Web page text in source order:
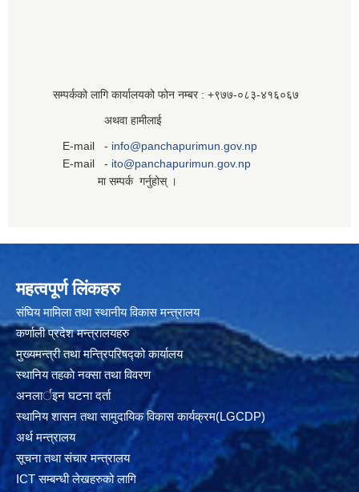
सम्पर्कको लागि कार्यालयको फोन नम्बर : +९७७-०८३‍-४१६०६७
अथवा हामीलाई
E-mail - info@panchapurimun.gov.np
E-mail - ito@panchapurimun.gov.np
मा सम्पर्क गर्नुहोस् ।
महत्वपूर्ण लिंकहरु
संघिय मामिला तथा स्थानीय विकास मन्त्रालय
कर्णाली प्रदेश मन्त्रालयहरु
मुख्यमन्त्री तथा मन्त्रिपरिषद्को कार्यालय
स्थानिय तहकाे नक्सा तथा विवरण
अनलार्इन घटना दर्ता
स्थानिय शासन तथा सामुदायिक विकास कार्यक्रम(LGCDP)
अर्थ मन्त्रालय
सूचना तथा संचार मन्त्रालय
ICT सम्बन्धी लेखहरुको लागि